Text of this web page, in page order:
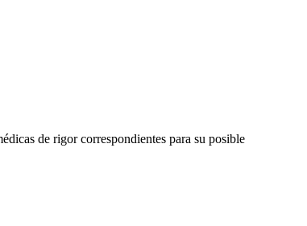
de rigor correspondientes para su posible